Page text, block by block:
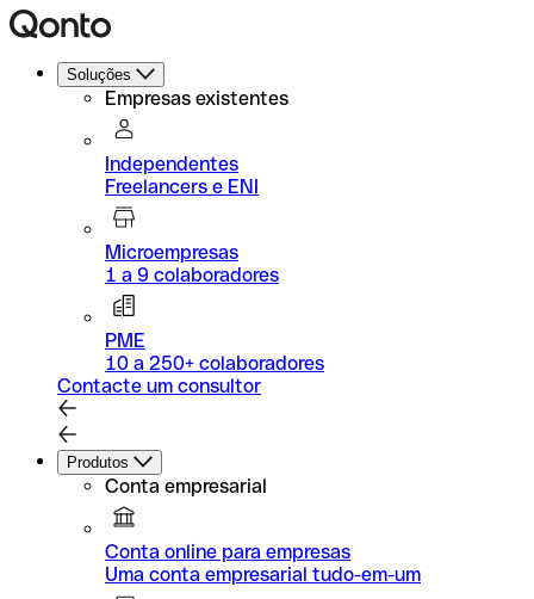
Soluções
Empresas existentes
Independentes
Freelancers e ENI
Microempresas
1 a 9 colaboradores
PME
10 a 250+ colaboradores
Contacte um consultor
Produtos
Conta empresarial
Conta online para empresas
Uma conta empresarial tudo-em-um